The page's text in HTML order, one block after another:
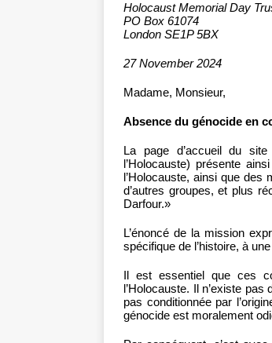
Holocaust Memorial Day
PO Box 61074
London SE1P 5BX
27 November 2024
Madame, Monsieur,
Absence du génocide en
La page d’accueil du
l’Holocauste) présente
l’Holocauste, ainsi que des
d’autres groupes, et plus
Darfour.»
L’énoncé de la mission
spécifique de l’histoire, à
Il est essentiel que ces
l’Holocauste. Il n’existe
pas conditionnée par
génocide est moralement